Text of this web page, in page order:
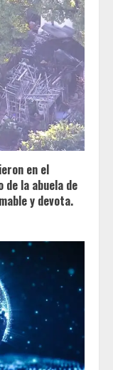
en el
la abuela de
y devota.